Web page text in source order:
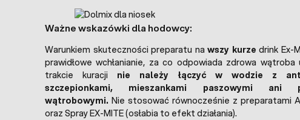
Ważne wskazówki dla hodowcy:
Warunkiem skuteczności preparatu nawszy kurze drink Ex-
prawidłowe wchłanianie, za co odpowiada zdrowa
trakcie kuracji nie należy łączyć w wodzie z
szczepionkami, mieszankami paszowymi ani
wątrobowymi. Nie stosować równocześnie z preparatami
oraz Spray EX-MITE (osłabia to efekt działania).